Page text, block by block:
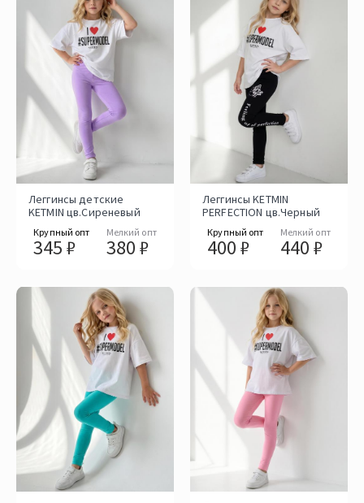
Леггинсы детские
KETMIN цв.Сиреневый
Крупный опт
345 ₽
Мелкий опт
380 ₽
Леггинсы KETMIN
PERFECTION цв.Черный
Крупный опт
400 ₽
Мелкий опт
440 ₽